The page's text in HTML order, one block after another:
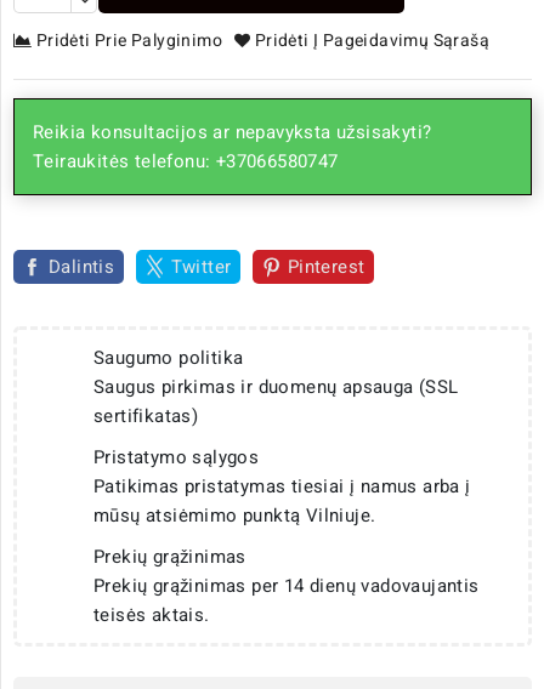
Pridėti Prie Palyginimo Pridėti Į Pageidavimų Sąrašą
Reikia konsultacijos ar nepavyksta užsisakyti?
Teiraukitės telefonu: +37066580747
Dalintis Twitter Pinterest
Saugumo politika
Saugus pirkimas ir duomenų apsauga (SSL
sertifikatas)
Pristatymo sąlygos
Patikimas pristatymas tiesiai į namus arba į
mūsų atsiėmimo punktą Vilniuje.
Prekių grąžinimas
Prekių grąžinimas per 14 dienų vadovaujantis
teisės aktais.